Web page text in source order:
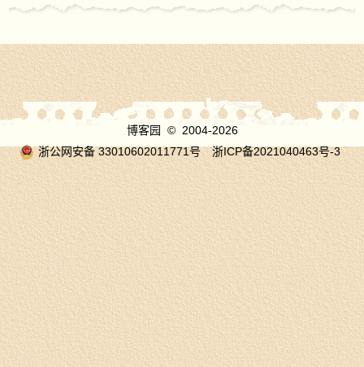
博客园
© 2004-2026
浙公网安备 33010602011771号
浙ICP备2021040463号-3